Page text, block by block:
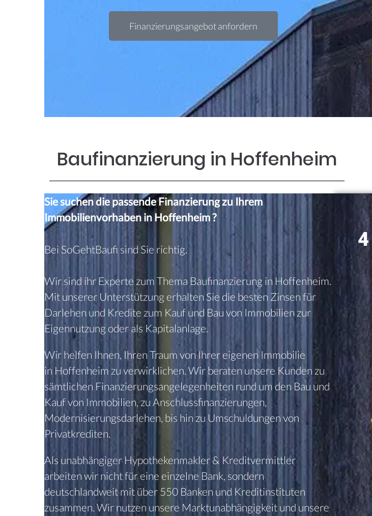
Finanzierungsangebot anfordern
Baufinanzierung in Hoffenheim
Sie suchen die passende Finanzierung zu Ihrem
Immobilienvorhaben in Hoffenheim?
Bei SoGehtBaufi sind Sie richtig.
Wir sind ihr Experte zum Thema Baufinanzierung in Hoffenheim.
Mit unserer Unterstützung erhalten Sie die besten Zinsen für
Darlehen und Kredite zum Kauf und Bau von Immobilien zur
Eigennutzung oder als Kapitalanlage.
Wir helfen Ihnen, Ihren Traum von Ihrer eigenen Immobilie
in Hoffenheim zu verwirklichen. Wir beraten unsere Kunden zu
sämtlichen Finanzierungsangelegenheiten rund um den Bau und
Kauf von Immobilien, zu Anschlussfinanzierungen,
Modernisierungsdarlehen, bis hin zu Umschuldungen von
Privatkrediten.
Als unabhängiger Hypothekenmakler & Kreditvermittler
arbeiten wir nicht für eine einzelne Bank, sondern
deutschlandweit mit über 550 Banken und Kreditinstituten
zusammen. Wir nutzen unsere Marktunabhängigkeit und unsere